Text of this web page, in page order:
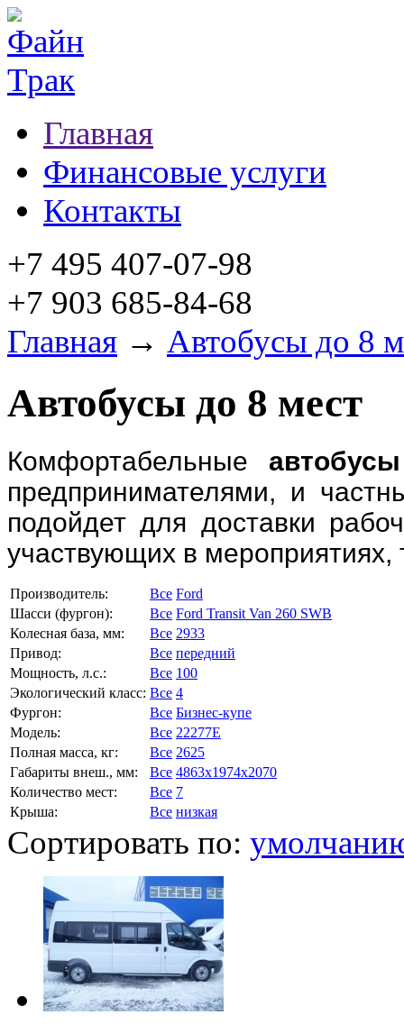
Главная
Финансовые услуги
Контакты
+7 495 407-07-98
+7 903 685-84-68
Главная → Автобусы до 8
Автобусы до 8 мест
Комфортабельные автобусы
предпринимателями, и
подойдет для доставки
участвующих в мероприятиях,
Производитель: Все Ford
Шасси (фургон):
Все Ford Transit Van 260 SWB
Колесная база, мм:
Все 2933
Привод:
Все передний
Мощность, л.с.:
Все 100
Экологический класс: Все 4
Фургон:
Все Бизнес-купе
Модель:
Все 22277E
Полная масса, кг:
Все 2625
Габариты внеш., мм:
Все 4863x1974x2070
Количество мест:
Все 7
Крыша:
Все низкая
Сортировать по: